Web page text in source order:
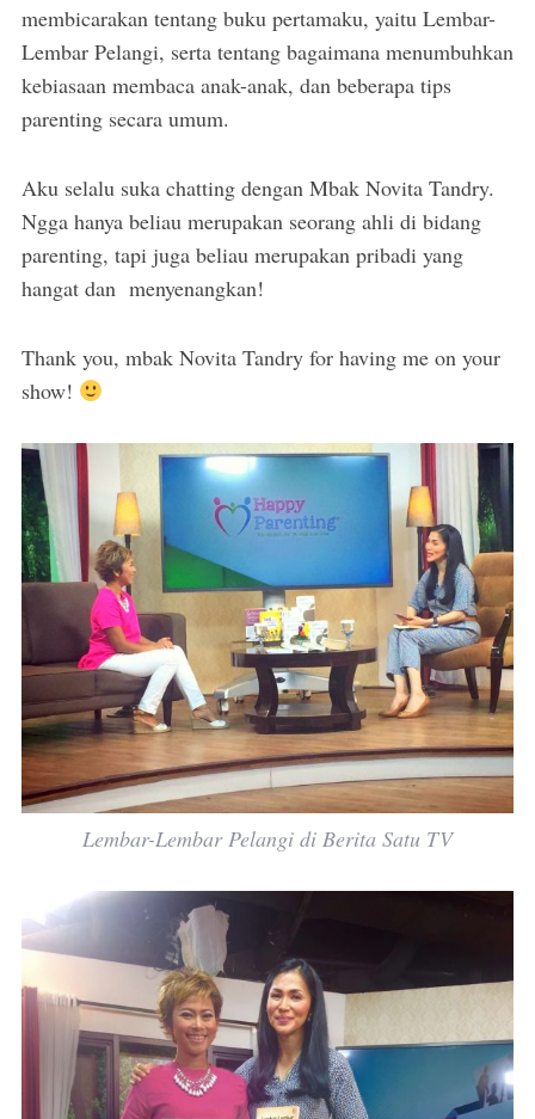
membicarakan tentang buku pertamaku, yaitu Lembar-
Lembar Pelangi, serta tentang bagaimana menumbuhkan
kebiasaan membaca anak-anak, dan beberapa tips
parenting secara umum.
Aku selalu suka chatting dengan Mbak Novita Tandry.
Ngga hanya beliau merupakan seorang ahli di bidang
parenting, tapi juga beliau merupakan pribadi yang
hangat dan menyenangkan!
Thank you, mbak Novita Tandry for having me on your
show!
Lembar-Lembar Pelangi di Berita Satu TV